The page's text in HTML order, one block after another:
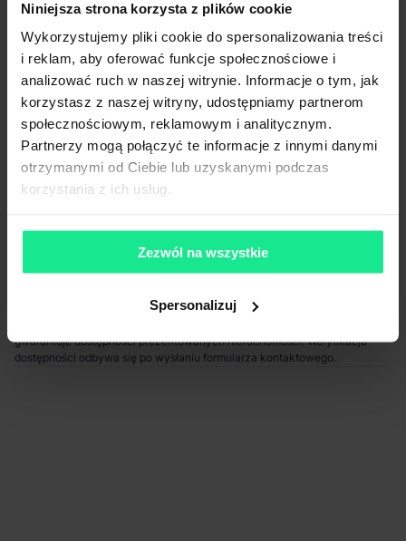
Niniejsza strona korzysta z plików cookie
Wykorzystujemy pliki cookie do spersonalizowania treści
i reklam, aby oferować funkcje społecznościowe i
analizować ruch w naszej witrynie. Informacje o tym, jak
korzystasz z naszej witryny, udostępniamy partnerom
społecznościowym, reklamowym i analitycznym.
Partnerzy mogą połączyć te informacje z innymi danymi
otrzymanymi od Ciebie lub uzyskanymi podczas
korzystania z ich usług.
Zezwól na wszystkie
Spersonalizuj
Komunikacja
Port lotniczy
66 km
Stacja kolejowa
Autostrada / droga ekspresowa
1 km
Transport publiczny
Lokalizacja magazynu
Niniejsze ogłoszenie ma charakter wyłącznie informacyjny i nie stanowi
oferty w myśl art. 66 § 1. Kodeksu Cywilnego. CBRE sp. z o.o. nie
Ogłoszenia, cenniki i inne informacje zawarte na stronie internetowej
gwarantuje dostępności prezentowanych nieruchomości. Weryfikacja
dostępności odbywa się po wysłaniu formularza kontaktowego.